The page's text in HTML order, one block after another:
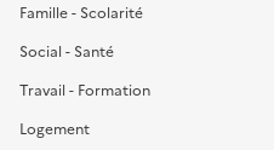
Famille - Scolarité
Social - Santé
Travail - Formation
Logement